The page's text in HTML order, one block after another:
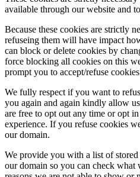
available through our website and
Because these cookies are strictly
refuseing them will have impact
can block or delete cookies by
force blocking all cookies on this
prompt you to accept/refuse
We fully respect if you want to
you again and again kindly allow
are free to opt out any time or opt
experience. If you refuse cookies
our domain.
We provide you with a list of
our domain so you can check what